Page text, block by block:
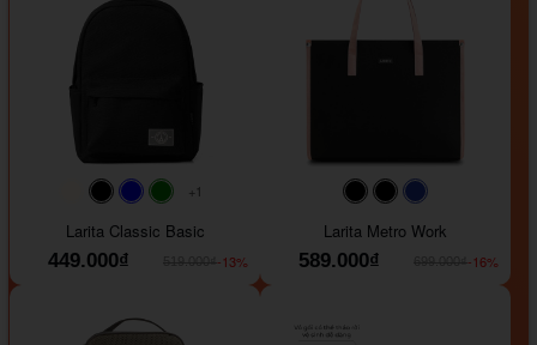
#faf0e6
#000000#0000FF#008000
+1
Larita Classic Basic
449.000₫
-13%
#000000#000000
Larita Metro Work
589.000₫
-16%